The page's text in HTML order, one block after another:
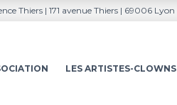
Thiers | 171 avenue Thiers | 69006 Lyon
LES ARTISTES-CLOWNS